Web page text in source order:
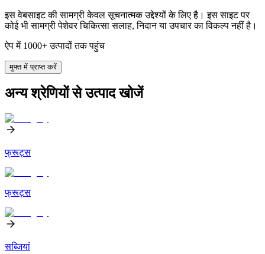
इस वेबसाइट की सामग्री केवल सूचनात्मक उद्देश्यों के लिए है। इस साइट पर
कोई भी सामग्री पेशेवर चिकित्सा सलाह, निदान या उपचार का विकल्प नहीं है।
ऐप में 1000+ उत्पादों तक पहुंच
मुफ्त में प्राप्त करें
अन्य श्रेणियों से उत्पाद खोजें
फ्रूट्स
फ्रूट्स
सब्जियां